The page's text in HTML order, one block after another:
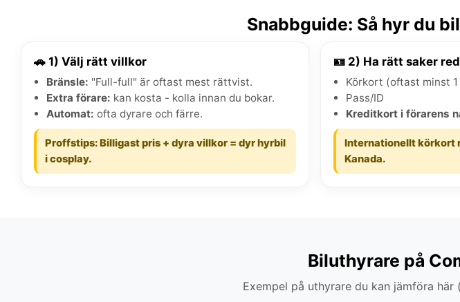
Snabbguide: Så hyr du
🚗 1) Välj rätt villkor
Bränsle: "Full-full" är oftast mest rättvist.
Extra förare: kan kosta - kolla innan du bokar.
Automat: ofta dyrare och färre.
Proffstips: Billigast pris + dyra villkor = dyr hyrbil
i cosplay.
🪪 2) Ha rätt saker
Körkort (oftast minst 1
Pass/ID
Kreditkort i förarens
Internationellt körkort
Kanada.
Biluthyrare på
Exempel på uthyrare du kan jämföra